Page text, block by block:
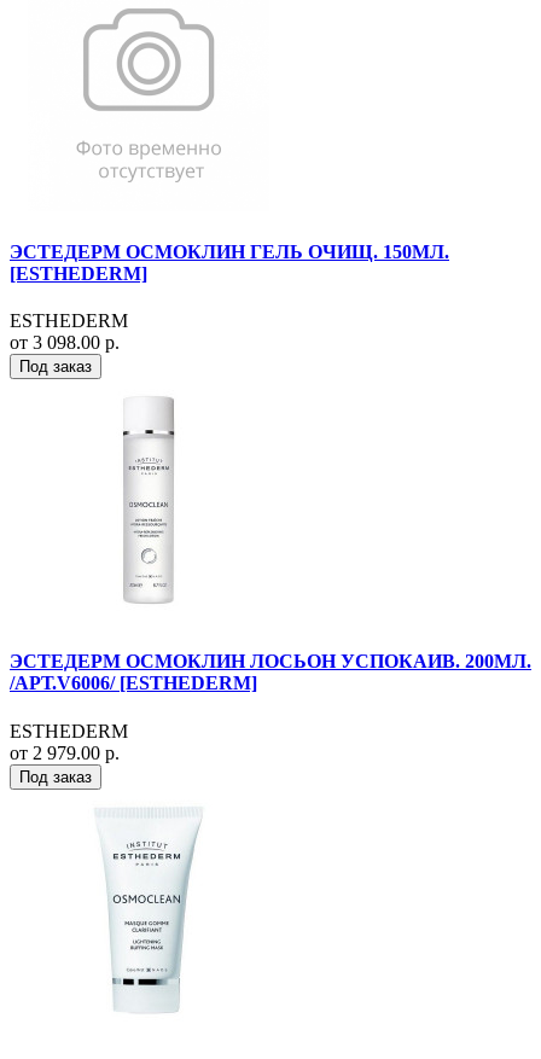
ЭСТЕДЕРМ ОСМОКЛИН ГЕЛЬ ОЧИЩ. 150МЛ.
[ESTHEDERM]
ESTHEDERM
от 3 098.00 р.
Под заказ
ЭСТЕДЕРМ ОСМОКЛИН ЛОСЬОН УСПОКАИВ. 200МЛ.
/АРТ.V6006/ [ESTHEDERM]
ESTHEDERM
от 2 979.00 р.
Под заказ